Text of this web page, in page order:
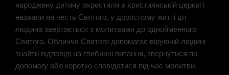
народжену дитину охрестили в християнській церкві і
назвали на честь Святого, у дорослому житті ця
людина звертається з молитвами до однойменного
Святого. Обличчя Святого допомагає віруючій людині
знайти відповіді на глибинні питання, звернутися по
допомогу або коротко сповідатися під час молитви.